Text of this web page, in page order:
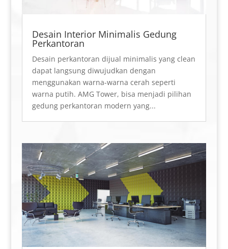
Desain Interior Minimalis Gedung
Perkantoran
Desain perkantoran dijual minimalis yang clean
dapat langsung diwujudkan dengan
menggunakan warna-warna cerah seperti
warna putih. AMG Tower, bisa menjadi pilihan
gedung perkantoran modern yang...